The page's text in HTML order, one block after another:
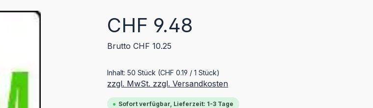
Regulärer Preis:
CHF 9.48
Brutto CHF 10.25
Inhalt:50 Stück (CHF 0.19 / 1 Stück)
zzgl. MwSt. zzgl. Versandkosten
Sofort verfügbar, Lieferzeit: 1-3 Tage